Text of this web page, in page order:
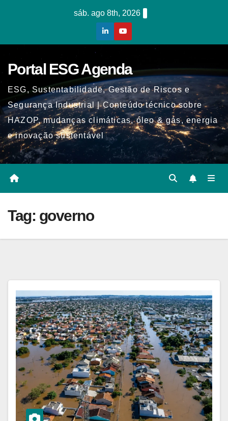
sáb. ago 8th, 2026
Portal ESG Agenda
ESG, Sustentabilidade, Gestão de Riscos e
Segurança Industrial | Conteúdo técnico sobre
HAZOP, mudanças climáticas, óleo & gás, energia
e inovação sustentável
Tag: governo